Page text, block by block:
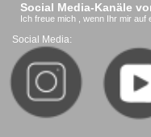
Social Media-Kanäle
Ich freue mich , wenn Ihr mir auf
Social Media: